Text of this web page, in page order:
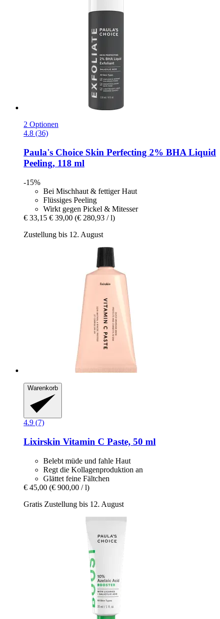
2 Optionen
4.8 (36)
Paula's Choice Skin Perfecting 2% BHA Liquid
Peeling, 118 ml
-15%
Bei Mischhaut & fettiger Haut
Flüssiges Peeling
Wirkt gegen Pickel & Mitesser
€ 33,15 € 39,00 (€ 280,93 / l)
Zustellung bis 12. August
Warenkorb
4.9 (7)
Lixirskin Vitamin C Paste, 50 ml
Belebt müde und fahle Haut
Regt die Kollagenproduktion an
Glättet feine Fältchen
€ 45,00 (€ 900,00 / l)
Gratis Zustellung bis 12. August